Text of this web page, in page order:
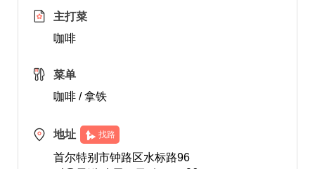
主打菜
咖啡
菜单
咖啡 / 拿铁
地址 找路
首尔特别市钟路区水标路96